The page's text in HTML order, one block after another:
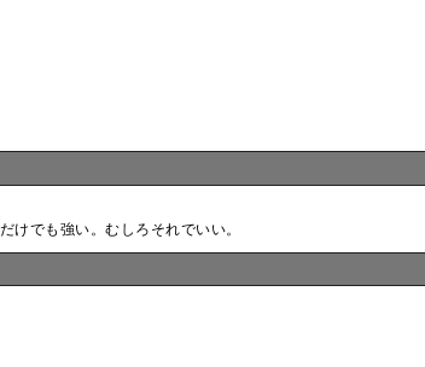
けでも強い。むしろそれでいい。